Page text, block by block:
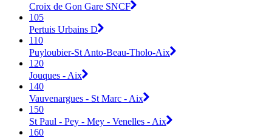
Croix de Gon Gare SNCF
105
Pertuis Urbains D
110
Puyloubier-St Anto-Beau-Tholo-Aix
120
Jouques - Aix
140
Vauvenargues - St Marc - Aix
150
St Paul - Pey - Mey - Venelles - Aix
160